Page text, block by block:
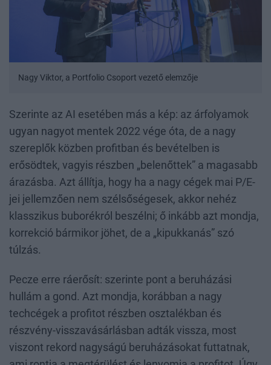
Nagy Viktor, a Portfolio Csoport vezető elemzője
Szerinte az AI esetében más a kép: az árfolyamok
ugyan nagyot mentek 2022 vége óta, de a nagy
szereplők közben profitban és bevételben is
erősödtek, vagyis részben „belenőttek” a magasabb
árazásba. Azt állítja, hogy ha a nagy cégek mai P/E-
jei jellemzően nem szélsőségesek, akkor nehéz
klasszikus buborékról beszélni; ő inkább azt mondja,
korrekció bármikor jöhet, de a „kipukkanás” szó
túlzás.
Pecze erre ráerősít: szerinte pont a beruházási
hullám a gond. Azt mondja, korábban a nagy
techcégek a profitot részben osztalékban és
részvény-visszavásárlásban adták vissza, most
viszont rekord nagyságú beruházásokat futtatnak,